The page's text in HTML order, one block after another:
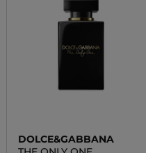
DOLCE&GABBANA